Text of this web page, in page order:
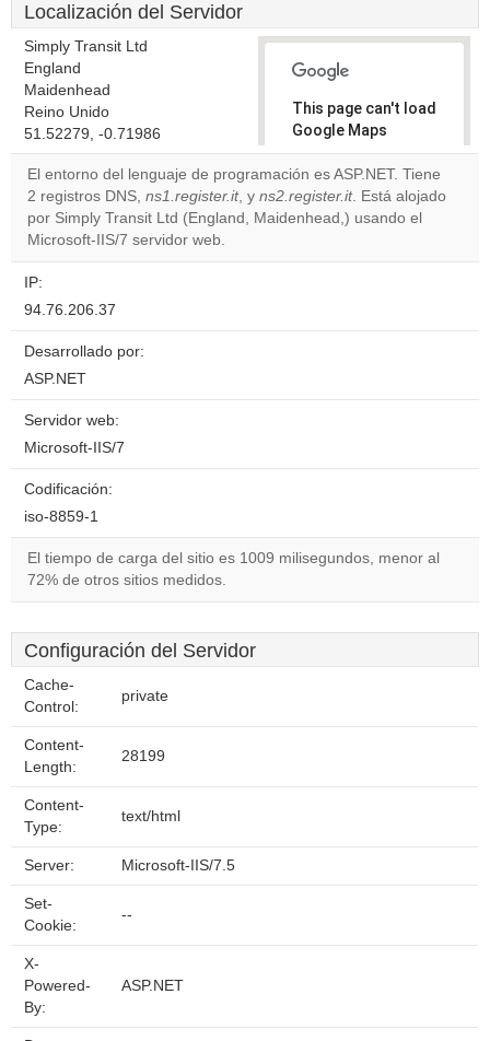
Localización del Servidor
Simply Transit Ltd
England
Maidenhead
Reino Unido
51.52279, -0.71986
This page can't load
Google Maps
correctly.
Do you
own this
OK
El entorno del lenguaje de programación es ASP.NET. Tiene
2 registros DNS, ns1.register.it, y ns2.register.it. Está alojado
por Simply Transit Ltd (England, Maidenhead,) usando el
Microsoft-IIS/7 servidor web.
IP:
94.76.206.37
Desarrollado por:
ASP.NET
Servidor web:
Microsoft-IIS/7
Codificación:
iso-8859-1
El tiempo de carga del sitio es 1009 milisegundos, menor al
72% de otros sitios medidos.
Configuración del Servidor
Cache-
Control:
private
Content-
Length:
28199
Content-
Type:
text/html
Server: Microsoft-IIS/7.5
Set-
Cookie:
--
X-
Powered-
By:
ASP.NET